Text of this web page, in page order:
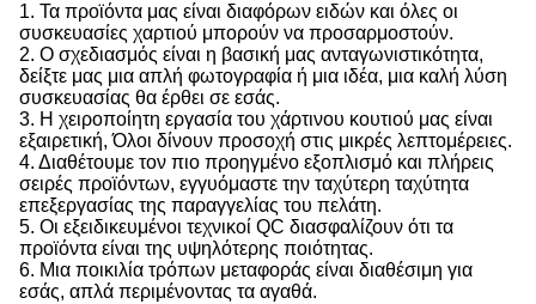
1. Τα προϊόντα μας είναι διαφόρων ειδών και όλες οι
συσκευασίες χαρτιού μπορούν να προσαρμοστούν.
2. Ο σχεδιασμός είναι η βασική μας ανταγωνιστικότητα,
δείξτε μας μια απλή φωτογραφία ή μια ιδέα, μια καλή λύση
συσκευασίας θα έρθει σε εσάς.
3. Η χειροποίητη εργασία του χάρτινου κουτιού μας είναι
εξαιρετική, Όλοι δίνουν προσοχή στις μικρές λεπτομέρειες.
4. Διαθέτουμε τον πιο προηγμένο εξοπλισμό και πλήρεις
σειρές προϊόντων, εγγυόμαστε την ταχύτερη ταχύτητα
επεξεργασίας της παραγγελίας του πελάτη.
5. Οι εξειδικευμένοι τεχνικοί QC διασφαλίζουν ότι τα
προϊόντα είναι της υψηλότερης ποιότητας.
6. Μια ποικιλία τρόπων μεταφοράς είναι διαθέσιμη για
εσάς, απλά περιμένοντας τα αγαθά.